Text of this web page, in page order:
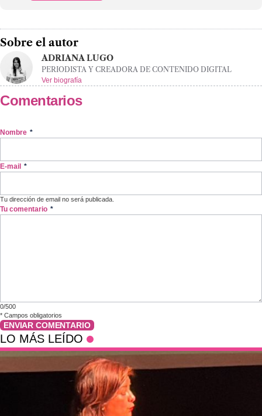
Sobre el autor
ADRIANA LUGO
PERIODISTA Y CREADORA DE CONTENIDO DIGITAL
Ver biografía
Comentarios
Nombre *
E-mail *
Tu dirección de email no será publicada.
Tu comentario *
0/500
* Campos obligatorios
ENVIAR COMENTARIO
LO MÁS LEÍDO